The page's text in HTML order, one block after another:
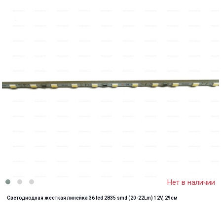
Нет в наличии
Светодиодная жесткая линейка 36 led 2835 smd (20-22Lm) 12V, 29см